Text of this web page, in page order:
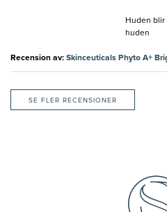
Huden blir
huden
Recension av: Skinceuticals Phyto A+
SE FLER RECENSIONER